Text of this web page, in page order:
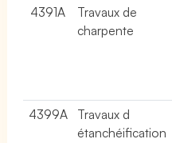
4391A
Travaux de
charpente
4399A
Travaux d
étanchéification